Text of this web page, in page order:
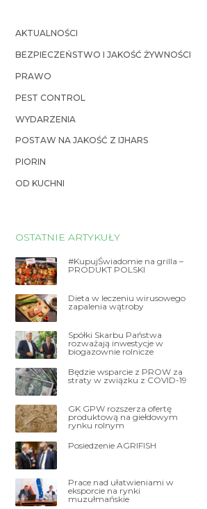
AKTUALNOŚCI
BEZPIECZEŃSTWO I JAKOŚĆ ŻYWNOŚCI
PRAWO
PEST CONTROL
WYDARZENIA
POSTAW NA JAKOŚĆ Z IJHARS
PIORIN
OD KUCHNI
OSTATNIE ARTYKUŁY
#KupujŚwiadomie na grilla –
PRODUKT POLSKI
Dieta w leczeniu wirusowego
zapalenia wątroby
Spółki Skarbu Państwa
rozważają inwestycje w
biogazownie rolnicze
Będzie wsparcie z PROW za
straty w związku z COVID-19
GK GPW rozszerza ofertę
produktową na giełdowym
rynku rolnym
Posiedzenie AGRIFISH
Prace nad ułatwieniami w
eksporcie na rynki
muzułmańskie